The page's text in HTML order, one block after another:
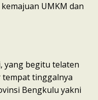
UMKM dan
yang begitu telaten
tinggalnya
Bengkulu yakni